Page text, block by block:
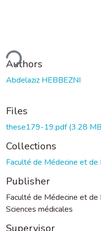
Authors
Abdelaziz HEBBEZNI
Files
these179-19.pdf(3.28
Collections
Faculté de Médecine et de
Publisher
Faculté de Médecine et de
Sciences médicales
Supervisor